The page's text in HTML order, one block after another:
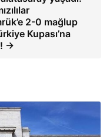
2-0 mağlup
Kupası’na
→